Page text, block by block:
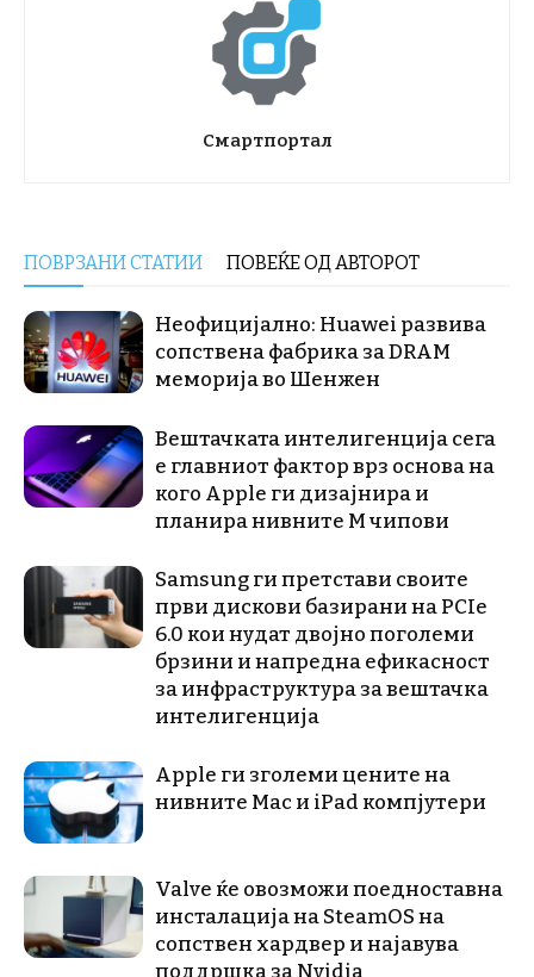
Смартпортал
ПОВРЗАНИ СТАТИИ ПОВЕЌЕ ОД АВТОРОТ
Неофицијално: Huawei развива
сопствена фабрика за DRAM
меморија во Шенжен
Вештачката интелигенција сега
е главниот фактор врз основа на
кого Apple ги дизајнира и
планира нивните М чипови
Samsung ги претстави своите
први дискови базирани на PCIe
6.0 кои нудат двојно поголеми
брзини и напредна ефикасност
за инфраструктура за вештачка
интелигенција
Apple ги зголеми цените на
нивните Mac и iPad компјутери
Valve ќе овозможи поедноставна
инсталација на SteamOS на
сопствен хардвер и најавува
поддршка за Nvidia